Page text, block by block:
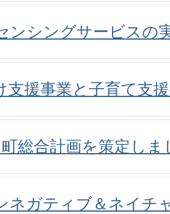
ンシングサービスの
支援事業と子育て支
総合計画を策定しま
ネガティブ＆ネイチ